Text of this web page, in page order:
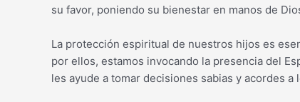
su favor, poniendo su bienestar en manos de
La protección espiritual de nuestros hijos es
por ellos, estamos invocando la presencia del
les ayude a tomar decisiones sabias y acordes a